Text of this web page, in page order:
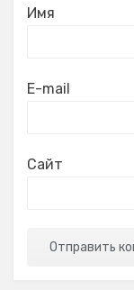
Имя
E-mail
Сайт